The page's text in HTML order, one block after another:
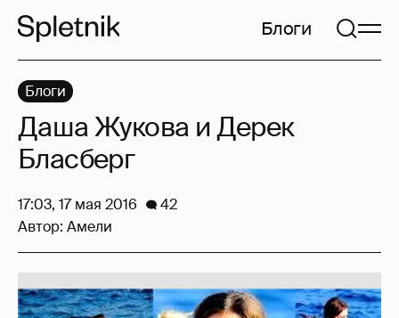
Блоги
Блоги
Даша Жукова и Дерек
Бласберг
17:03, 17 мая 2016
42
Автор: Амели